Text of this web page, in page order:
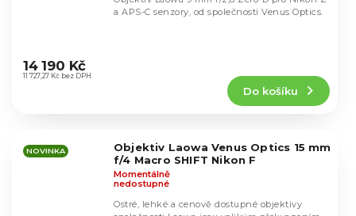
hodnocení
produktu
hvězdiček.
11 727,27 Kč bez DPH
14 190 Kč
Do košíku
a APS-C senzory, od společnosti Venus Optics.
NOVINKA
Objektiv Laowa Venus Optics 15 mm
f/4 Macro SHIFT Nikon F
Momentálně
nedostupné
Ostré, lehké a cenově dostupné objektivy